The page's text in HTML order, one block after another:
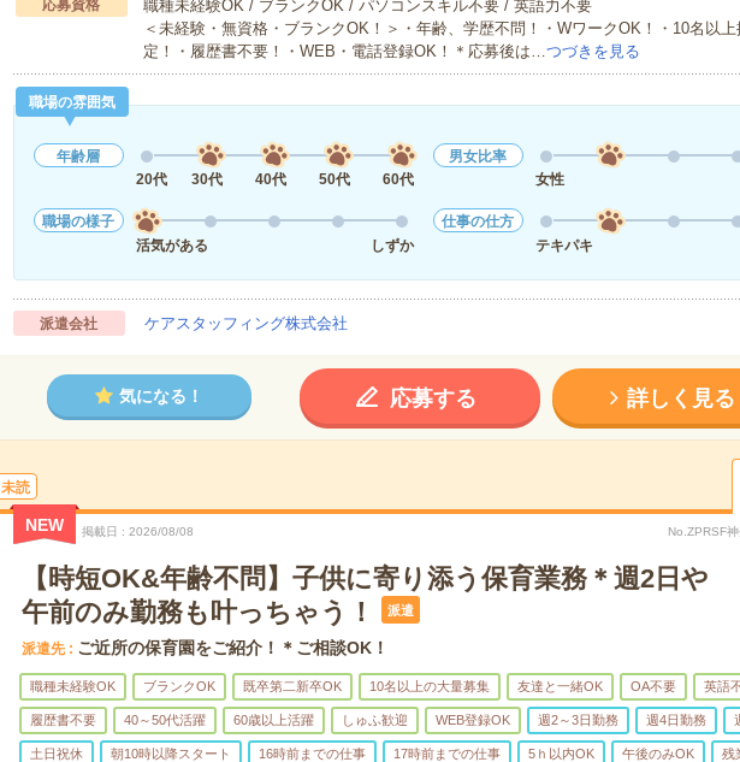
応募資格
職種未経験OK / ブランクOK / パソコンスキル不要 / 英語力不要
＜未経験・無資格・ブランクOK！＞・年齢、学歴不問！・WワークOK！・10名以上
定！・履歴書不要！・WEB・電話登録OK！＊応募後は… つづきを見る
職場の雰囲気
年齢層
20代
30代 40代 50代 60代
男女比率
女性
職場の様子
活気がある
しずか
仕事の仕方
テキパキ
派遣会社 ケアスタッフィング株式会社
気になる！ 応募する 詳しく見る
未読
NEW 掲載日 2026/08/08 No.ZPRSF
【時短OK&年齢不問】子供に寄り添う保育業務＊週2日や
午前のみ勤務も叶っちゃう！
派遣
派遣先 ご近所の保育園をご紹介！＊ご相談OK！
職種未経験OK ブランクOK 既卒第二新卒OK 10名以上の大量募集 友達と一緒OK OA不要 英語
履歴書不要 40～50代活躍 60歳以上活躍 しゅふ歓迎 WEB登録OK 週2～3日勤務 週4日勤務
土日祝休 朝10時以降スタート 16時前までの仕事 17時前までの仕事 5ｈ以内OK 午後のみOK 残